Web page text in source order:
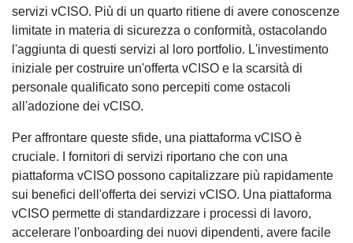
servizi vCISO. Più di un quarto ritiene di avere conoscenze
limitate in materia di sicurezza o conformità, ostacolando
l'aggiunta di questi servizi al loro portfolio. L'investimento
iniziale per costruire un'offerta vCISO e la scarsità di
personale qualificato sono percepiti come ostacoli
all'adozione dei vCISO.
Per affrontare queste sfide, una piattaforma vCISO è
cruciale. I fornitori di servizi riportano che con una
piattaforma vCISO possono capitalizzare più rapidamente
sui benefici dell'offerta dei servizi vCISO. Una piattaforma
vCISO permette di standardizzare i processi di lavoro,
accelerare l'onboarding dei nuovi dipendenti, avere facile